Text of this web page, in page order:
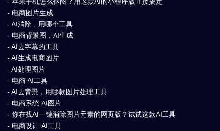
- 电商图片生成
- AI消除，用哪个工具
- 电商背景图，AI生成
- AI去字幕的工具
- AI生成电商图片
- AI处理图片
- 电商 AI工具
- AI去背景，用哪款图片处理工具
- 电商系统 AI图片
- 你在找AI一键消除图片元素的网页版？试试这款AI工具
- 电商设计 AI工具